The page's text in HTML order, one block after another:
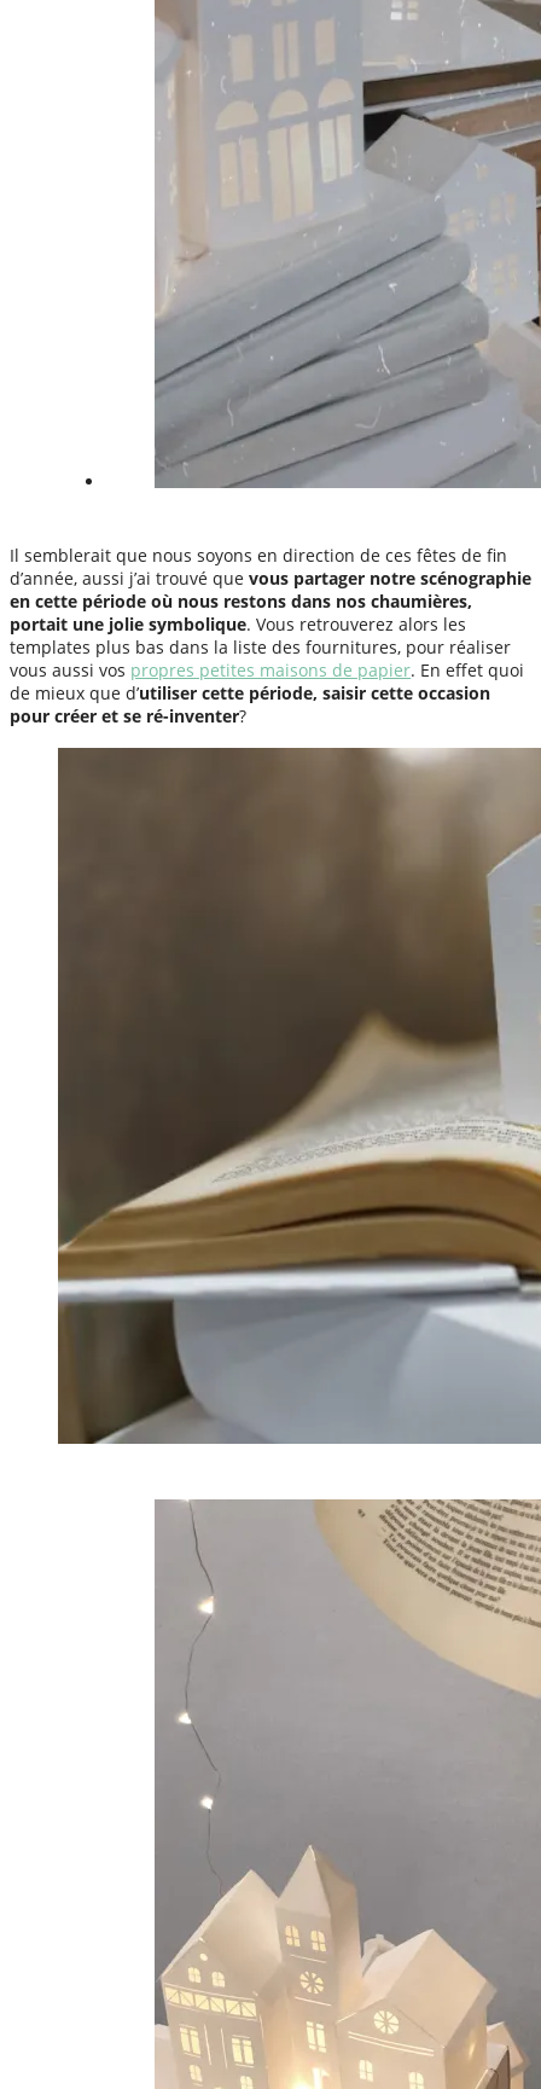
Il semblerait que nous soyons en direction de ces fêtes de fin
d’année, aussi j’ai trouvé que vous partager notre scénographie
en cette période où nous restons dans nos chaumières,
portait une jolie symbolique. Vous retrouverez alors les
templates plus bas dans la liste des fournitures, pour réaliser
vous aussi vos propres petites maisons de papier. En effet quoi
de mieux que d’utiliser cette période, saisir cette occasion
pour créer et se ré-inventer?